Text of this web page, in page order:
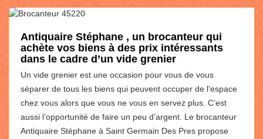
Antiquaire Stéphane , un brocanteur qui
achète vos biens à des prix intéressants
dans le cadre d’un vide grenier
Un vide grenier est une occasion pour vous de vous
séparer de tous les biens qui peuvent occuper de l’espace
chez vous alors que vous ne vous en servez plus. C’est
aussi l’opportunité de faire un peu d’argent. Le brocanteur
Antiquaire Stéphane à Saint Germain Des Pres propose